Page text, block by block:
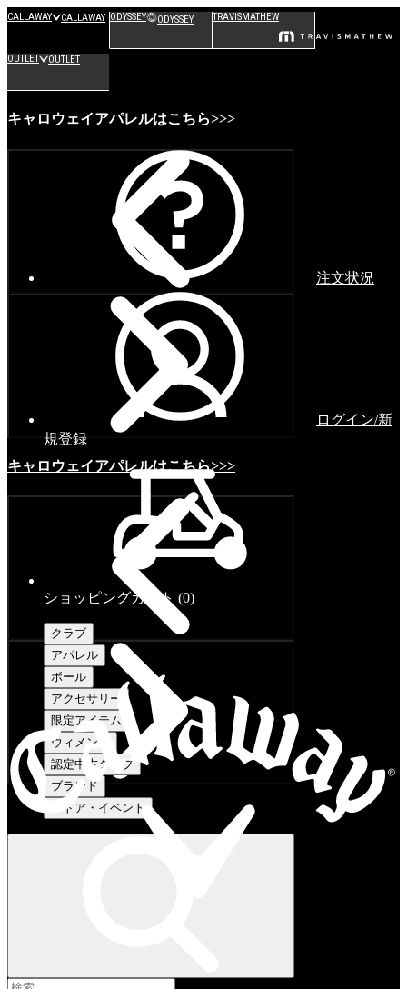
CALLAWAY CALLAWAY ODYSSEY ODYSSEY TRAVISMATHEW
OUTLET OUTLET
キャロウェイアパレルはこちら>>>
キャロウェイアパレルはこちら>>>
注文状況
ログイン/新
規登録
ショッピングカート (0)
クラブ
アパレル
ボール
アクセサリー
限定アイテム
ウィメンズ
認定中古クラブ
ブランド
ストア・イベント